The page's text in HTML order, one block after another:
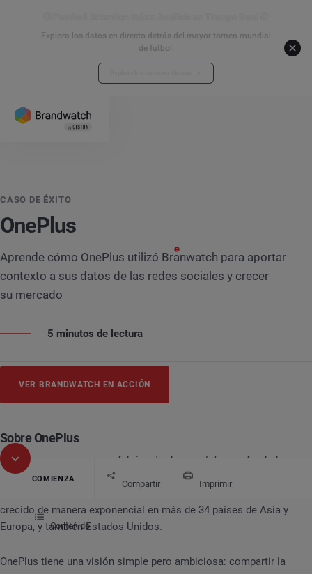
Explora los datos en directo detrás del mayor torneo mundial
de fútbol.
CASO DE ÉXITO
OnePlus
Aprende cómo OnePlus utilizó Branwatch para aportar
contexto a sus datos de las redes sociales y crecer
su mercado
5 minutos de lectura
VER BRANDWATCH EN ACCIÓN
COMIENZA Compartir Imprimir
Contenido
Sobre OnePlus
OnePlus es una empresa fabricante de smartphones,
fundada por
Pete Lau y Carl Pei en China en 2013. Desde el exitoso
lanzamiento de su primer teléfono inteligente, la compañía ha
crecido de manera exponencial en más de 34 países de Asia y
Europa, y también Estados Unidos.
OnePlus tiene una visión simple pero ambiciosa: compartir la